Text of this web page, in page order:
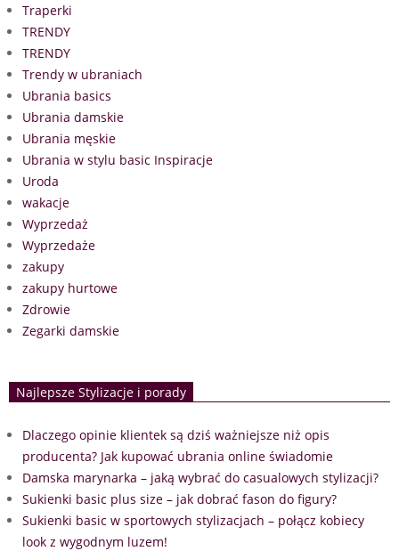
Traperki
TRENDY
TRENDY
Trendy w ubraniach
Ubrania basics
Ubrania damskie
Ubrania męskie
Ubrania w stylu basic Inspiracje
Uroda
wakacje
Wyprzedaż
Wyprzedaże
zakupy
zakupy hurtowe
Zdrowie
Zegarki damskie
Najlepsze Stylizacje i porady
Dlaczego opinie klientek są dziś ważniejsze niż opis
producenta? Jak kupować ubrania online świadomie
Damska marynarka – jaką wybrać do casualowych stylizacji?
Sukienki basic plus size – jak dobrać fason do figury?
Sukienki basic w sportowych stylizacjach – połącz kobiecy
look z wygodnym luzem!